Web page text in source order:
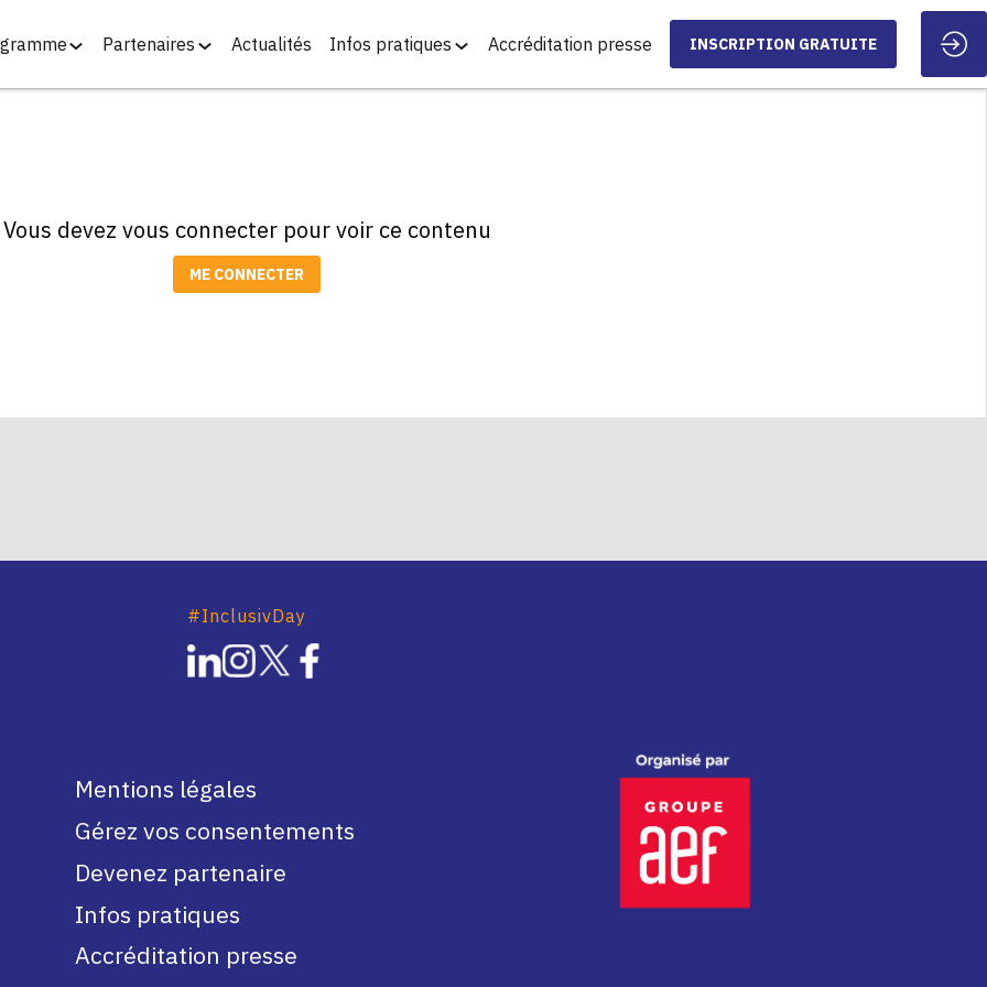
Partenaires Actualités Infos pratiques Accréditation presse INSCRIPTION GRATUITE
Vous devez vous connecter pour voir ce contenu
ME CONNECTER
#InclusivDay
Mentions légales
Gérez vos consentements
Devenez partenaire
Infos pratiques
Accréditation presse